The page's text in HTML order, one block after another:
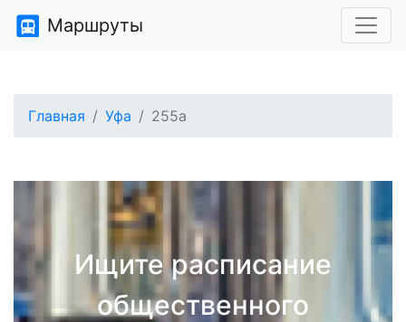
Маршруты
Главная Уфа 255а
Ищите расписание
общественного